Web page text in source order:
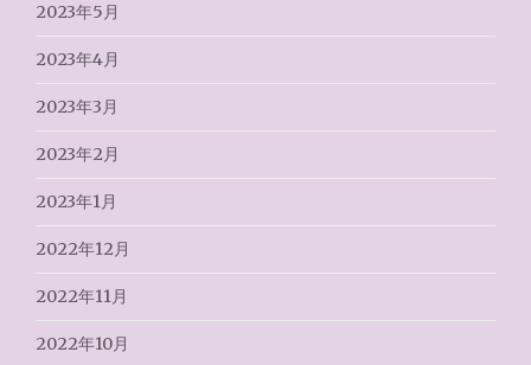
2023年5月
2023年4月
2023年3月
2023年2月
2023年1月
2022年12月
2022年11月
2022年10月